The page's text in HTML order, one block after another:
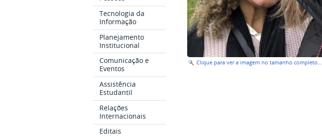
Tecnologia da
Informação
Planejamento
Institucional
Comunicação e
Eventos
Assistência
Estudantil
Relações
Internacionais
Editais
Clique para ver a imagem no tamanho completo…